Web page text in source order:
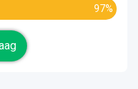
97%